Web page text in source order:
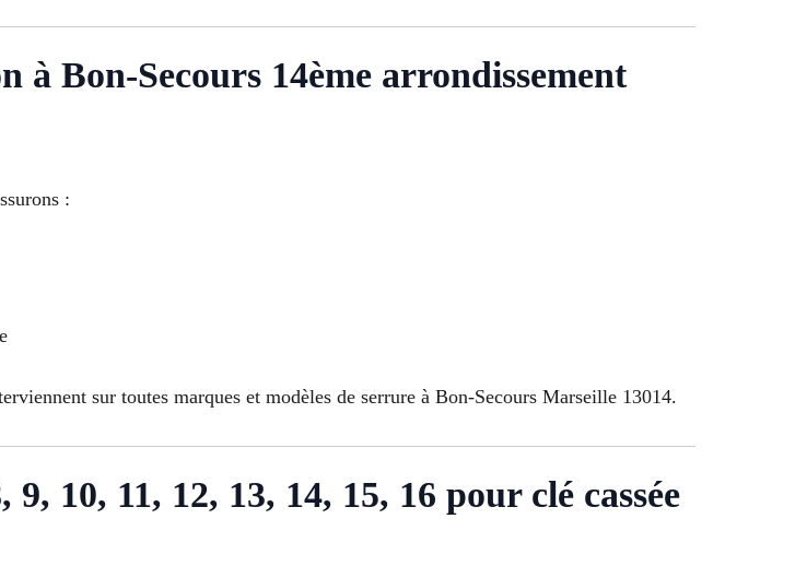
à Bon-Secours 14ème arrondissement
:
sur toutes marques et modèles de serrure à Bon-Secours Marseille 13014.
10, 11, 12, 13, 14, 15, 16 pour clé cassée